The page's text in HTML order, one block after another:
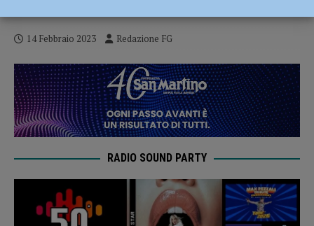
14 Febbraio 2023 Redazione FG
RADIO SOUND PARTY